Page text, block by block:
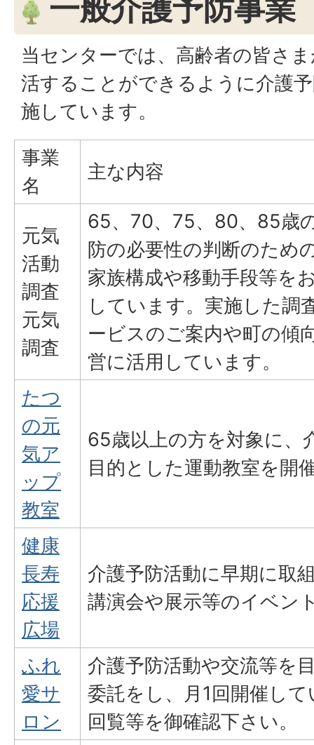
一般介護予防事業
当センターでは、高齢者の皆さ
活することができるように介護
施しています。
事業
名
主な内容
元気
活動
調査
元気
調査
65、70、75、80、85歳
防の必要性の判断のため
家族構成や移動手段等を
しています。実施した調
ービスのご案内や町の傾
営に活用しています。
たつ
の元
気ア
ップ
教室
65歳以上の方を対象に、
目的とした運動教室を開
健康
長寿
応援
広場
介護予防活動に早期に取
講演会や展示等のイベン
ふれ
愛サ
ロン
介護予防活動や交流等を
委託をし、月1回開催し
回覧等を御確認下さい。